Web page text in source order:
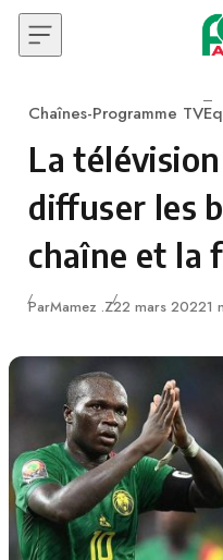
Skip to content
Category
Chaînes-Programme TV
La
diffuser les
chaîne et la
ParMamez .ZPublié
22 mars 20221